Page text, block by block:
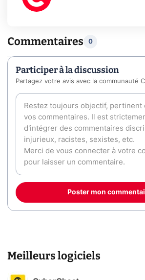
Commentaires 0
Participer à la discussion
Partagez votre avis avec la communauté
Poster mon
Meilleurs logiciels